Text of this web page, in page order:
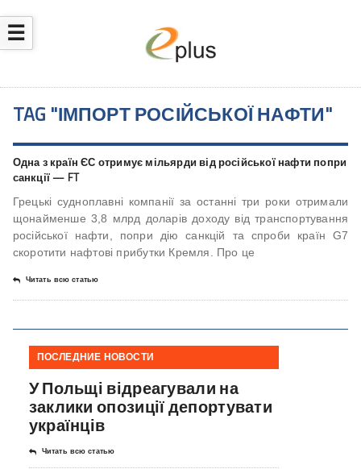
☰
TAG "ІМПОРТ РОСІЙСЬКОЇ НАФТИ"
Одна з країн ЄС отримує мільярди від російської нафти попри
санкції — FT
Грецькі судноплавні компанії за останні три роки отримали
щонайменше 3,8 млрд доларів доходу від транспортування
російської нафти, попри дію санкцій та спроби країн G7
скоротити нафтові прибутки Кремля. Про це
Читать всю статью
ПОСЛЕДНИЕ НОВОСТИ
У Польщі відреагували на
заклики опозиції депортувати
українців
Читать всю статью